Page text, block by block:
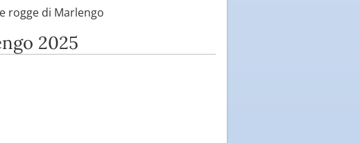
rogge di Marlengo
2025